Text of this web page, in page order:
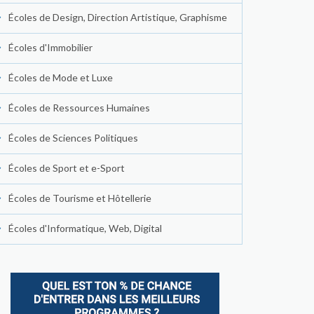
Écoles de Design, Direction Artistique, Graphisme
Écoles d'Immobilier
Écoles de Mode et Luxe
Écoles de Ressources Humaines
Écoles de Sciences Politiques
Écoles de Sport et e-Sport
Écoles de Tourisme et Hôtellerie
Écoles d'Informatique, Web, Digital